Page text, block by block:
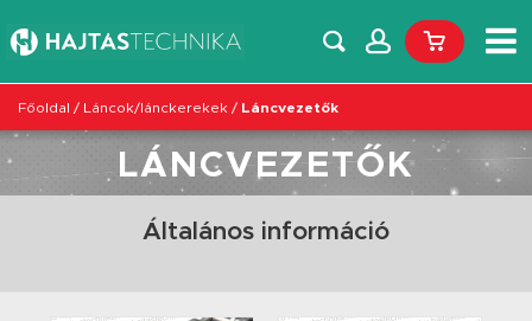
Főoldal / Láncok/lánckerekek / Láncvezetők
LÁNCVEZETŐK
Általános információ